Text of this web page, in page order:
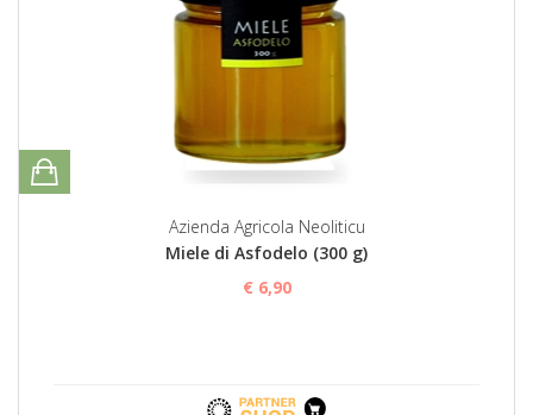
Azienda Agricola Neoliticu
Miele di Asfodelo (300 g)
€ 6,90